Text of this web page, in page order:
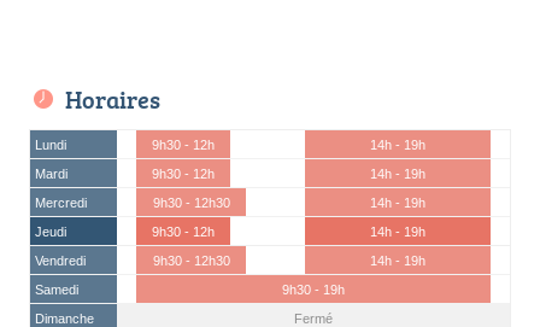
Horaires
Lundi 9h30 - 12h
14h - 19h
Mardi
9h30 - 12h
14h - 19h
Mercredi
9h30 - 12h30
14h - 19h
Jeudi
9h30 - 12h
14h - 19h
Vendredi
9h30 - 12h30
14h - 19h
Samedi
9h30 - 19h
Dimanche
Fermé